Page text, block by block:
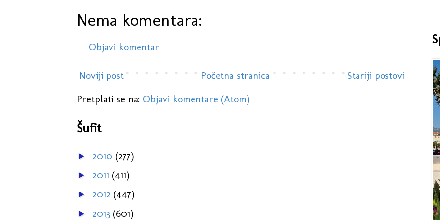
Nema komentara:
Objavi komentar
Noviji post Stariji postovi
Početna stranica
Pretplati se na: Objavi komentare (Atom)
Šufit
► 2010 (277)
► 2011 (411)
► 2012 (447)
► 2013 (601)